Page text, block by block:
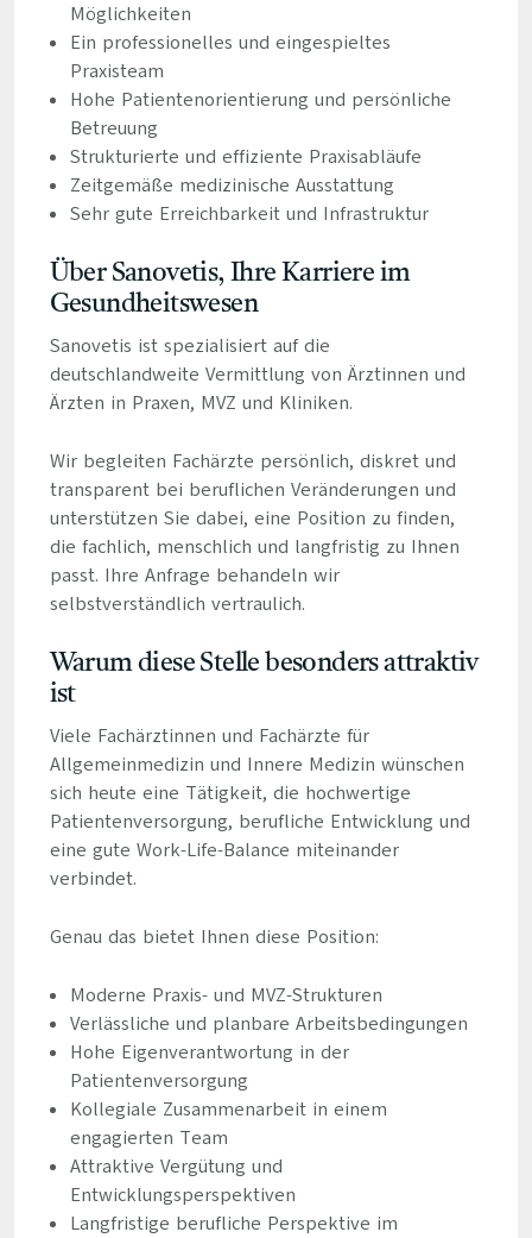
Möglichkeiten
Ein professionelles und eingespieltes
Praxisteam
Hohe Patientenorientierung und persönliche
Betreuung
Strukturierte und effiziente Praxisabläufe
Zeitgemäße medizinische Ausstattung
Sehr gute Erreichbarkeit und Infrastruktur
Über Sanovetis, Ihre Karriere im
Gesundheitswesen
Sanovetis ist spezialisiert auf die
deutschlandweite Vermittlung von Ärztinnen und
Ärzten in Praxen, MVZ und Kliniken.
Wir begleiten Fachärzte persönlich, diskret und
transparent bei beruflichen Veränderungen und
unterstützen Sie dabei, eine Position zu finden,
die fachlich, menschlich und langfristig zu Ihnen
passt. Ihre Anfrage behandeln wir
selbstverständlich vertraulich.
Warum diese Stelle besonders attraktiv
ist
Viele Fachärztinnen und Fachärzte für
Allgemeinmedizin und Innere Medizin wünschen
sich heute eine Tätigkeit, die hochwertige
Patientenversorgung, berufliche Entwicklung und
eine gute Work-Life-Balance miteinander
verbindet.
Genau das bietet Ihnen diese Position:
Moderne Praxis- und MVZ-Strukturen
Verlässliche und planbare Arbeitsbedingungen
Hohe Eigenverantwortung in der
Patientenversorgung
Kollegiale Zusammenarbeit in einem
engagierten Team
Attraktive Vergütung und
Entwicklungsperspektiven
Langfristige berufliche Perspektive im